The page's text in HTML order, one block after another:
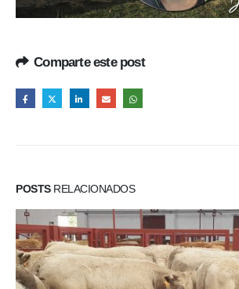
Comparte este post
POSTSRELACIONADOS